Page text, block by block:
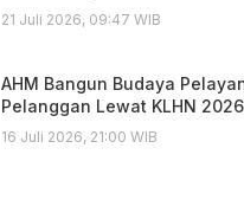
21 Juli 2026, 09:47 WIB
AHM Bangun Budaya
Pelanggan Lewat KLHN 2026
16 Juli 2026, 21:00 WIB